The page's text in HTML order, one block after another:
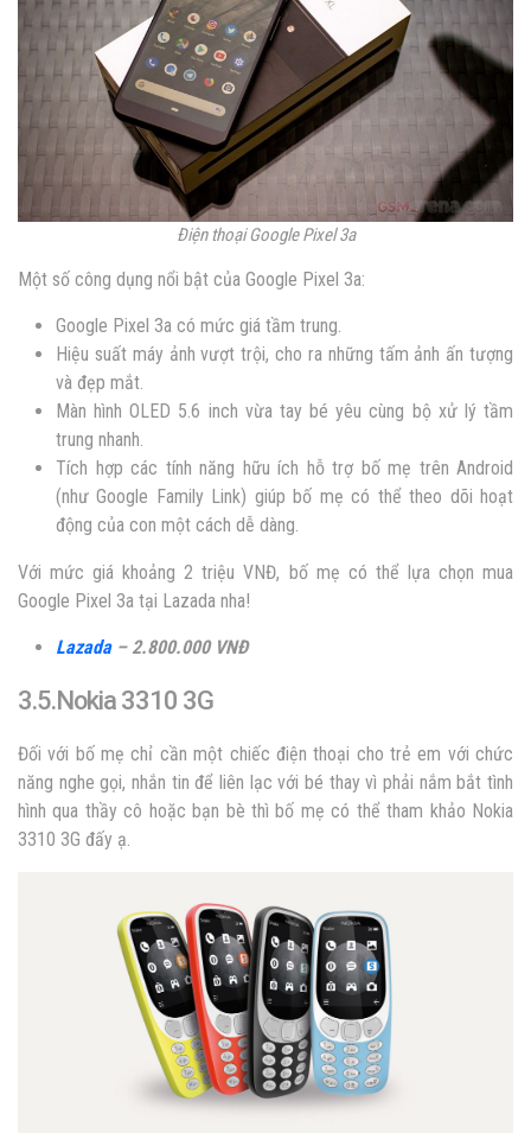
Điện thoại Google Pixel 3a
Một số công dụng nổi bật của Google Pixel 3a:
Google Pixel 3a có mức giá tầm trung.
Hiệu suất máy ảnh vượt trội, cho ra những tấm ảnh ấn tượng
và đẹp mắt.
Màn hình OLED 5.6 inch vừa tay bé yêu cùng bộ xử lý tầm
trung nhanh.
Tích hợp các tính năng hữu ích hỗ trợ bố mẹ trên Android
(như Google Family Link) giúp bố mẹ có thể theo dõi hoạt
động của con một cách dễ dàng.
Với mức giá khoảng 2 triệu VNĐ, bố mẹ có thể lựa chọn mua
Google Pixel 3a tại Lazada nha!
Lazada– 2.800.000 VNĐ
3.5.Nokia 3310 3G
Đối với bố mẹ chỉ cần một chiếc điện thoại cho trẻ em với chức
năng nghe gọi, nhắn tin để liên lạc với bé thay vì phải nắm bắt tình
hình qua thầy cô hoặc bạn bè thì bố mẹ có thể tham khảo Nokia
3310 3G đấy ạ.